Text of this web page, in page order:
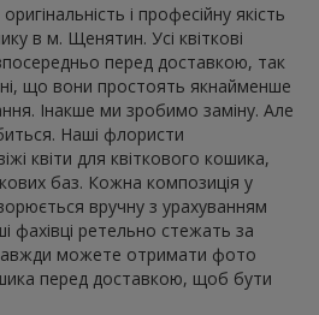
і професійну якість
в м. Щенятин. Усі квіткові
перед доставкою, так
що вони простоять якнайменше
Інакше ми зробимо заміну. Але
Наші флористи
квіти для квіткового кошика,
баз. Кожна композиція у
вручну з урахуванням
фахівці ретельно стежать за
можете отримати фото
перед доставкою, щоб бути